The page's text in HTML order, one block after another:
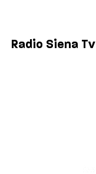
Radio Siena Tv